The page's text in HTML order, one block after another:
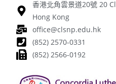
香港北角雲景道20號 20
Hong Kong
office@clsnp.edu.hk
(852) 2570-0331
(852) 2566-0192